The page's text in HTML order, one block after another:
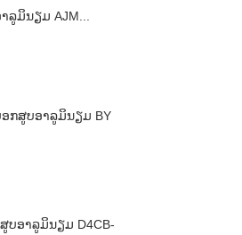
ລູມິນຽມ AJM...
ກສູບອາລູມິນຽມ BY
ບອາລູມິນຽມ D4CB-